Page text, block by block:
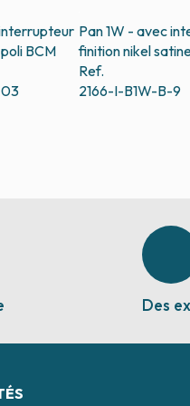
BCM
Pan 1W - avec
finition nikel
Ref.
2166-I-B1W-B-9
Des